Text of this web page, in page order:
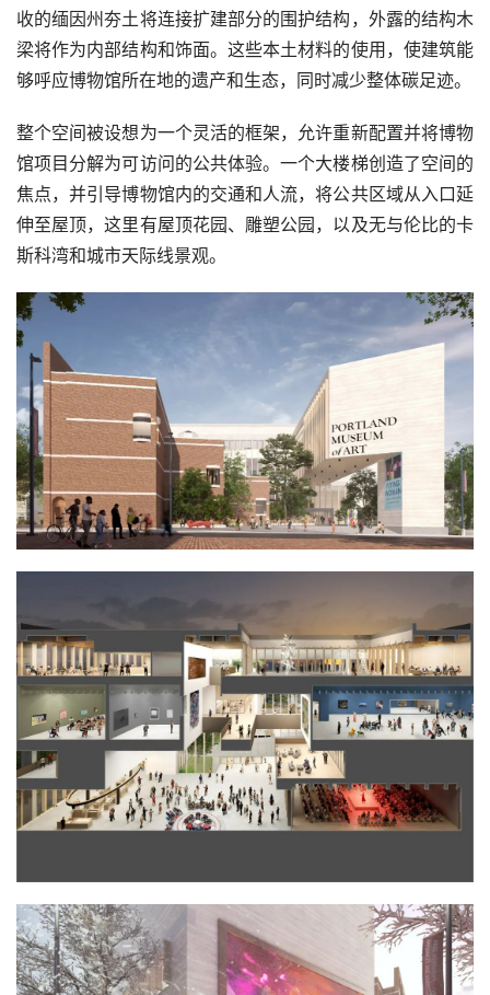
收的缅因州夯土将连接扩建部分的围护结构，外露的结构木
梁将作为内部结构和饰面。这些本土材料的使用，使建筑能
够呼应博物馆所在地的遗产和生态，同时减少整体碳足迹。
整个空间被设想为一个灵活的框架，允许重新配置并将博物
馆项目分解为可访问的公共体验。一个大楼梯创造了空间的
焦点，并引导博物馆内的交通和人流，将公共区域从入口延
伸至屋顶，这里有屋顶花园、雕塑公园，以及无与伦比的卡
斯科湾和城市天际线景观。